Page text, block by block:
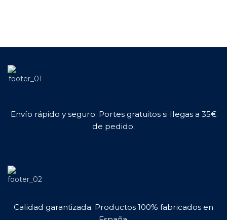
Envío rápido y seguro. Portes gratuitos si llegas a 35€
de pedido.
Calidad garantizada. Productos 100% fabricados en